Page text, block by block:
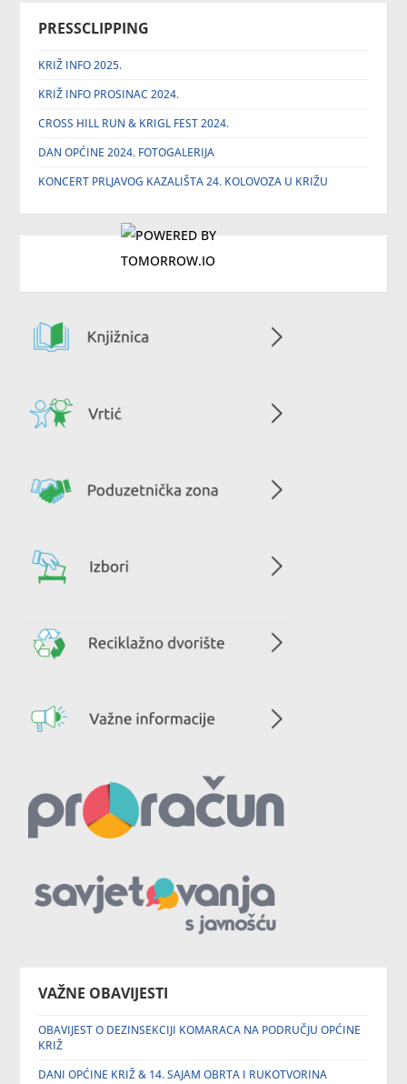
PRESSCLIPPING
KRIŽ INFO 2025.
KRIŽ INFO PROSINAC 2024.
CROSS HILL RUN & KRIGL FEST 2024.
DAN OPĆINE 2024. FOTOGALERIJA
KONCERT PRLJAVOG KAZALIŠTA 24. KOLOVOZA U KRIŽU
VAŽNE OBAVIJESTI
OBAVIJEST O DEZINSEKCIJI KOMARACA NA PODRUČJU OPĆINE
KRIŽ
DANI OPĆINE KRIŽ & 14. SAJAM OBRTA I RUKOTVORINA